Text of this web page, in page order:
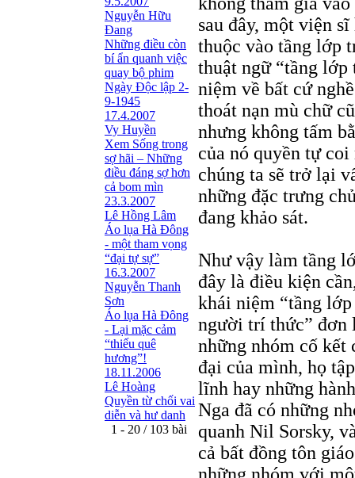
Nguyễn Hữu
Đang
Những điều còn
bí ẩn quanh việc
quay bộ phim
Ngày Độc lập 2-
9-1945
17.4.2007
Vy Huyền
Xem Sống trong
sợ hãi – Những
điều đáng sợ hơn
cả bom mìn
23.3.2007
Lê Hồng Lâm
Áo lụa Hà Đông
- một tham vọng
“đại tự sự”
16.3.2007
Nguyễn Thanh
Sơn
Áo lụa Hà Ðông
- Lại mặc cảm
“thiếu quê
hương”!
18.11.2006
Lê Hoàng
Quyền từ chối vai
diễn và hư danh
1 - 20 / 103 bài
sau đây, một viện
thuộc vào tầng lớp
thuật ngữ “tầng
niệm về bất cứ
thoát nạn mù chữ
nhưng không tấm
của nó quyền tự
chúng ta sẽ trở lại
những đặc trưng
đang khảo sát.
Như vậy làm tầng
đây là điều kiện
khái niệm “tầng
người trí thức” đơn
những nhóm cố kết
đại của mình, họ
lĩnh hay những
Nga đã có những
quanh Nil Sorsky,
cả bất đồng tôn